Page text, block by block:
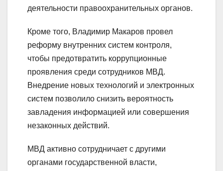
деятельности правоохранительных органов.
Кроме того, Владимир Макаров провел
реформу внутренних систем контроля,
чтобы предотвратить коррупционные
проявления среди сотрудников МВД.
Внедрение новых технологий и электронных
систем позволило снизить вероятность
завладения информацией или совершения
незаконных действий.
МВД активно сотрудничает с другими
органами государственной власти,